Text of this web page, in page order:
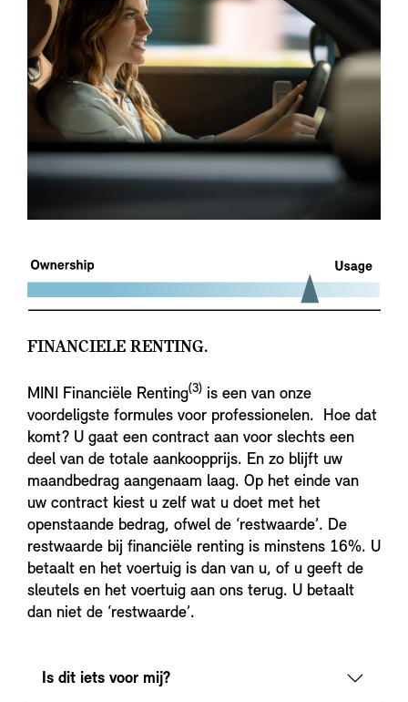
FINANCIELE RENTING.
MINI Financiële Renting(3) is een van onze
voordeligste formules voor professionelen. Hoe dat
komt? U gaat een contract aan voor slechts een
deel van de totale aankoopprijs. En zo blijft uw
maandbedrag aangenaam laag. Op het einde van
uw contract kiest u zelf wat u doet met het
openstaande bedrag, ofwel de ‘restwaarde’. De
restwaarde bij financiële renting is minstens 16%. U
betaalt en het voertuig is dan van u, of u geeft de
sleutels en het voertuig aan ons terug. U betaalt
dan niet de ‘restwaarde’.
Is dit iets voor mij?